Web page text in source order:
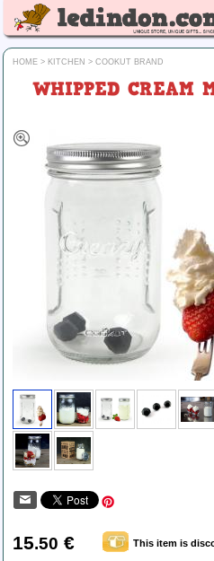
HOME > KITCHEN > COOKUT BRAND
WHIPPED CREAM
15.50 € This item is